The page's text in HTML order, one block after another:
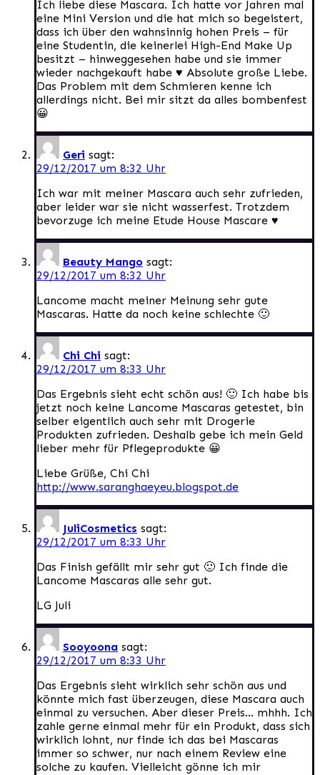
Ich liebe diese Mascara. Ich hatte vor Jahren mal
eine Mini Version und die hat mich so begeistert,
dass ich über den wahnsinnig hohen Preis – für
eine Studentin, die keinerlei High-End Make Up
besitzt – hinweggesehen habe und sie immer
wieder nachgekauft habe ♥ Absolute große Liebe.
Das Problem mit dem Schmieren kenne ich
allerdings nicht. Bei mir sitzt da alles bombenfest
😀
Geri sagt:
29/12/2017 um 8:32 Uhr
Ich war mit meiner Mascara auch sehr zufrieden,
aber leider war sie nicht wasserfest. Trotzdem
bevorzuge ich meine Etude House Mascare ♥
Beauty Mango sagt:
29/12/2017 um 8:32 Uhr
Lancome macht meiner Meinung sehr gute
Mascaras. Hatte da noch keine schlechte 🙂
Chi Chi sagt:
29/12/2017 um 8:33 Uhr
Das Ergebnis sieht echt schön aus! 🙂 Ich habe bis
jetzt noch keine Lancome Mascaras getestet, bin
selber eigentlich auch sehr mit Drogerie
Produkten zufrieden. Deshalb gebe ich mein Geld
lieber mehr für Pflegeprodukte 😀
Liebe Grüße, Chi Chi
http://www.saranghaeyeu.blogspot.de
JuliCosmetics sagt:
29/12/2017 um 8:33 Uhr
Das Finish gefällt mir sehr gut 🙂 Ich finde die
Lancome Mascaras alle sehr gut.
LG Juli
Sooyoona sagt:
29/12/2017 um 8:33 Uhr
Das Ergebnis sieht wirklich sehr schön aus und
könnte mich fast überzeugen, diese Mascara auch
einmal zu versuchen. Aber dieser Preis… mhhh. Ich
zahle gerne einmal mehr für ein Produkt, dass sich
wirklich lohnt, nur finde ich das bei Mascaras
immer so schwer, nur nach einem Review eine
solche zu kaufen. Vielleicht gönne ich mir